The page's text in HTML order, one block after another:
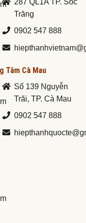
Trăng
0902 547 888
Tâm Cà Mau
Số 139 Nguyễn
Trãi, TP. Cà Mau
0902 547 888